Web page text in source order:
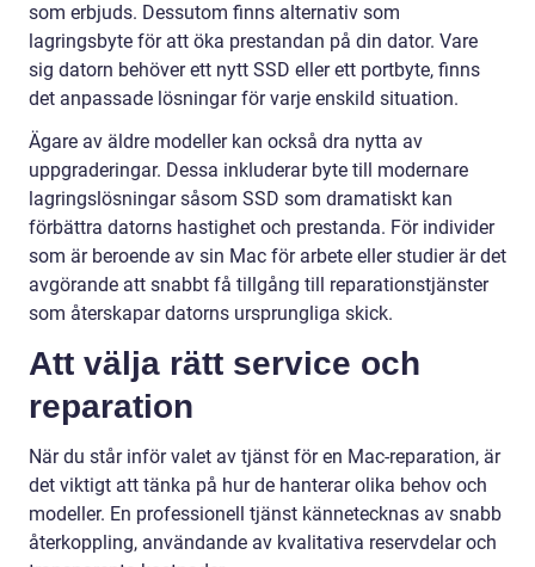
som erbjuds. Dessutom finns alternativ som
lagringsbyte för att öka prestandan på din dator. Vare
sig datorn behöver ett nytt SSD eller ett portbyte, finns
det anpassade lösningar för varje enskild situation.
Ägare av äldre modeller kan också dra nytta av
uppgraderingar. Dessa inkluderar byte till modernare
lagringslösningar såsom SSD som dramatiskt kan
förbättra datorns hastighet och prestanda. För individer
som är beroende av sin Mac för arbete eller studier är det
avgörande att snabbt få tillgång till reparationstjänster
som återskapar datorns ursprungliga skick.
Att välja rätt service och
reparation
När du står inför valet av tjänst för en Mac-reparation, är
det viktigt att tänka på hur de hanterar olika behov och
modeller. En professionell tjänst kännetecknas av snabb
återkoppling, användande av kvalitativa reservdelar och